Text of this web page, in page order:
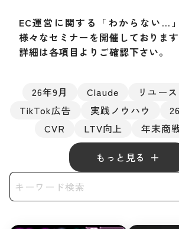
EC運営に関する「わからない…
様々なセミナーを開催しております
詳細は各項目よりご確認下さい。
26年9月 Claude リユース
TikTok広告
実践ノウハウ
CVR
LTV向上 年末商
もっと見る